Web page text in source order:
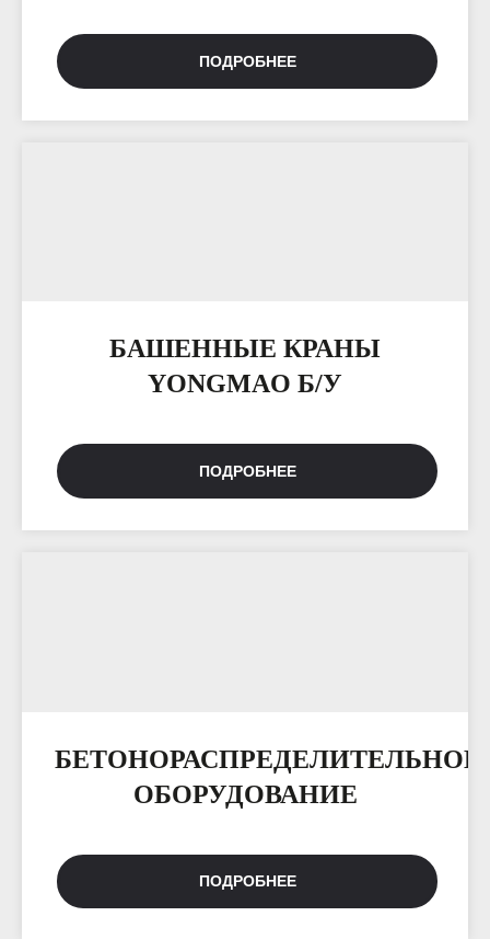
ПОДРОБНЕЕ
БАШЕННЫЕ КРАНЫ
YONGMAO Б/У
ПОДРОБНЕЕ
БЕТОНОРАСПРЕДЕЛИТЕЛЬНОЕ
ОБОРУДОВАНИЕ
ПОДРОБНЕЕ